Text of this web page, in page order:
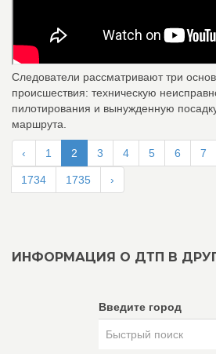
Следователи рассматривают три
происшествия: техническую
пилотирования и вынужденную
маршрута.
‹ 1 2 3 4 5 6 7
1734 1735 ›
ИНФОРМАЦИЯ О ДТП В
Введите город